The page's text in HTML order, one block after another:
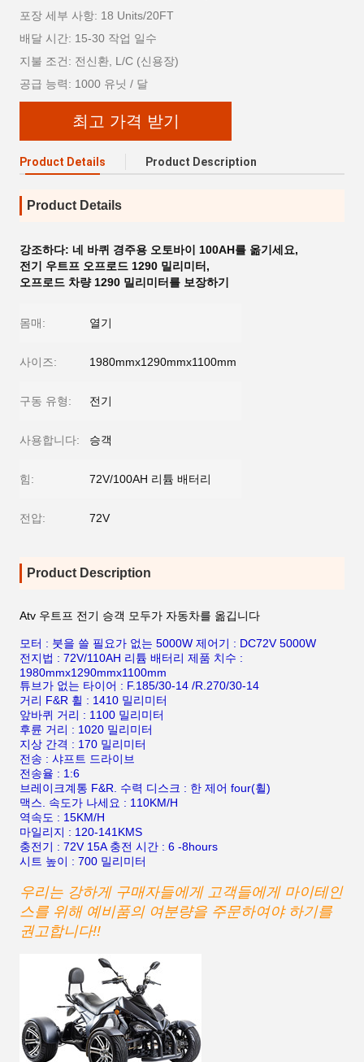
포장 세부 사항: 18 Units/20FT
배달 시간: 15-30 작업 일수
지불 조건: 전신환, L/C (신용장)
공급 능력: 1000 유닛 / 달
최고 가격 받기
Product Details Product Description
Product Details
강조하다: 네 바퀴 경주용 오토바이 100AH를 옮기세요,
전기 우트프 오프로드 1290 밀리미터 ,
오프로드 차량 1290 밀리미터를 보장하기
몸매: 열기
사이즈: 1980mmx1290mmx1100mm
구동 유형: 전기
사용합니다: 승객
힘: 72V/100AH 리튬 배터리
전압: 72V
Product Description
Atv 우트프 전기 승객 모두가 자동차를 옮깁니다
모터 : 붓을 쓸 필요가 없는 5000W 제어기 : DC72V 5000W
전지법 : 72V/110AH 리튬 배터리 제품 치수 :
1980mmx1290mmx1100mm
튜브가 없는 타이어 : F.185/30-14 /R.270/30-14
거리 F&R 휠 : 1410 밀리미터
앞바퀴 거리 : 1100 밀리미터
후륜 거리 : 1020 밀리미터
지상 간격 : 170 밀리미터
전송 : 샤프트 드라이브
전송율 : 1:6
브레이크계통 F&R. 수력 디스크 : 한 제어 four(휠)
맥스. 속도가 나세요 : 110KM/H
역속도 : 15KM/H
마일리지 : 120-141KMS
충전기 : 72V 15A 충전 시간 : 6 -8hours
시트 높이 : 700 밀리미터
우리는 강하게 구매자들에게 고객들에게 마이테인
스를 위해 예비품의 여분량을 주문하여야 하기를
권고합니다!!